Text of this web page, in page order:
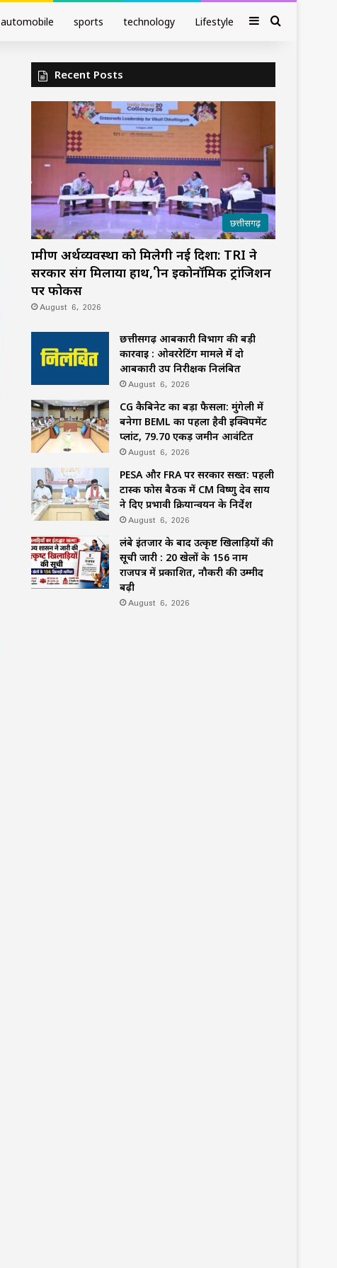
automobile sports technology Lifestyle SidebarSearch
Recent Posts
छत्तीसगढ़
ग्रामीण अर्थव्यवस्था को मिलेगी नई दिशा: TRI ने
सरकार संग मिलाया हाथ, ग्रीन इकोनॉमिक ट्रांजिशन
पर फोकस
August 6, 2026
छत्तीसगढ़ आबकारी विभाग की बड़ी
कार्रवाई : ओवररेटिंग मामले में दो
आबकारी उप निरीक्षक निलंबित
August 6, 2026
CG कैबिनेट का बड़ा फैसला: मुंगेली में
बनेगा BEML का पहला हैवी इक्विपमेंट
प्लांट, 79.70 एकड़ जमीन आवंटित
August 6, 2026
PESA और FRA पर सरकार सख्त: पहली
टास्क फोर्स बैठक में CM विष्णु देव साय
ने दिए प्रभावी क्रियान्वयन के निर्देश
August 6, 2026
लंबे इंतजार के बाद उत्कृष्ट खिलाड़ियों की
सूची जारी : 20 खेलों के 156 नाम
राजपत्र में प्रकाशित, नौकरी की उम्मीद
बढ़ी
August 6, 2026